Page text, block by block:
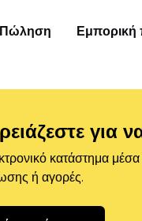
Πώληση
για
κατάστημα
ή αγορές.